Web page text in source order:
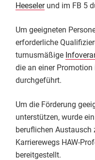
Heeselerund im FB 5
Um geeigneten
erforderliche
turnusmäßige
die an einer
durchgeführt.
Um die Förderung
unterstützen, wurde ein
beruflichen Austausch
Karrierewegs HAW-
bereitgestellt.